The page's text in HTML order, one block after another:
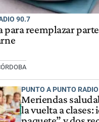
90.7
para reemplazar
PUNTO A PUNTO
Meriendas
la vuelta a clases: